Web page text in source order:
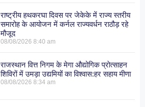
राष्ट्रीय हथकरघा दिवस पर जेकेके में राज्य स्तरीय
समारोह के आयोजन में कर्नल राज्यवर्धन राठौड़ रहे
मौजूद
08/08/20268:40 am
राजस्थान वित्त निगम के मेगा औद्योगिक प्रोत्साहन
शिविरों में उमड़ा उद्यमियों का विश्वास:हर सहाय मीणा
08/08/20268:34 am